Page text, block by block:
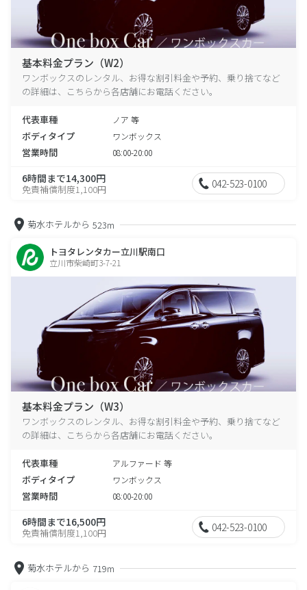
基本料金プラン（W2）
ワンボックスのレンタル、お得な割引料金や予約、乗り捨てなど
の詳細は、こちらから各店舗にお電話ください。
代表車種 ノア 等
ボディタイプ ワンボックス
営業時間 08:00-20:00
6時間まで14,300円
免責補償制度1,100円 042-523-0100
菊水ホテルから 523m
トヨタレンタカー立川駅南口
立川市柴崎町3-7-21
基本料金プラン（W3）
ワンボックスのレンタル、お得な割引料金や予約、乗り捨てなど
の詳細は、こちらから各店舗にお電話ください。
代表車種 アルファード 等
ボディタイプ ワンボックス
営業時間 08:00-20:00
6時間まで16,500円
免責補償制度1,100円 042-523-0100
菊水ホテルから 719m